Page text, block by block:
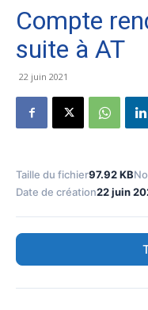
Compte
suite à AT
22 juin 2021
Taille du fichier97.92 KB
Date de création22 juin